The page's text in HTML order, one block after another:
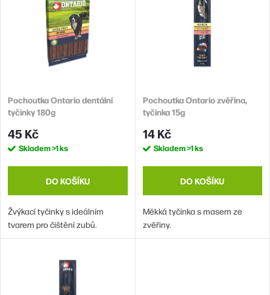
d
u
k
t
o
d
u
k
ů
Pochoutka Ontario dentální
tyčinky 180g
45 Kč
Skladem>1 ks
DO KOŠÍKU
Žvýkací tyčinky s ideálním
tvarem pro čištění zubů.
Pochoutka Ontario zvěřina,
tyčinka 15g
14 Kč
Skladem>1 ks
DO KOŠÍKU
Měkká tyčinka s masem ze
zvěřiny.